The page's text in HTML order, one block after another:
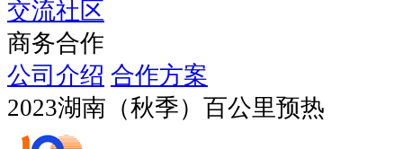
交流社区
商务合作
公司介绍 合作方案
2023湖南（秋季）百公里预热